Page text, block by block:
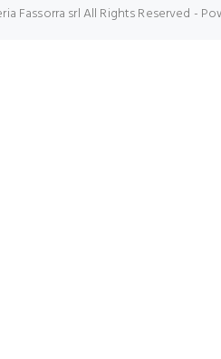
Fassorra srl All Rights Reserved -